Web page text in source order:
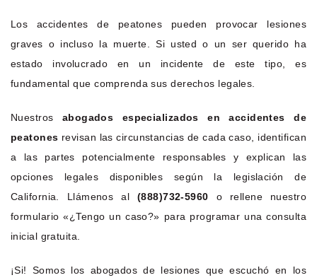
Los accidentes de peatones pueden provocar lesiones
graves o incluso la muerte. Si usted o un ser querido ha
estado involucrado en un incidente de este tipo, es
fundamental que comprenda sus derechos legales.
Nuestros abogados especializados en accidentes de
peatones revisan las circunstancias de cada caso, identifican
a las partes potencialmente responsables y explican las
opciones legales disponibles según la legislación de
California. Llámenos al (888)732-5960 o rellene nuestro
formulario «¿Tengo un caso?» para programar una consulta
inicial gratuita.
¡Si! Somos los abogados de lesiones que escuchó en los